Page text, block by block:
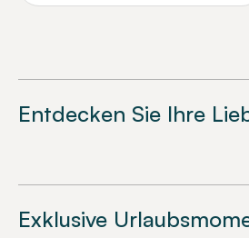
Entdecken Sie Ihre
Exklusive